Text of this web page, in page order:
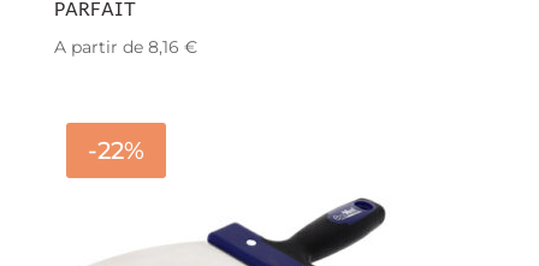
PARFAIT
A partir de 8,16 €
-22%